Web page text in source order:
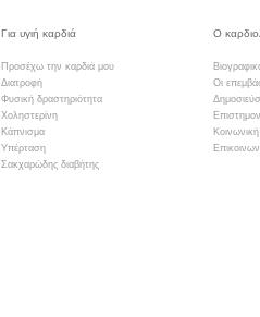
Για υγιή καρδιά
Προσέχω την καρδιά μου
Διατροφή
Φυσική δραστηριότητα
Χοληστερίνη
Κάπνισμα
Υπέρταση
Σακχαρώδης διαβήτης
Ο
Οι